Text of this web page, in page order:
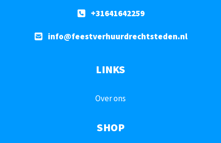
+31641642259
info@feestverhuurdrechtsteden.nl
LINKS
Over ons
SHOP